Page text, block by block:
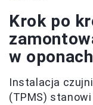
Krok po
w
Instalacja
(TPMS)